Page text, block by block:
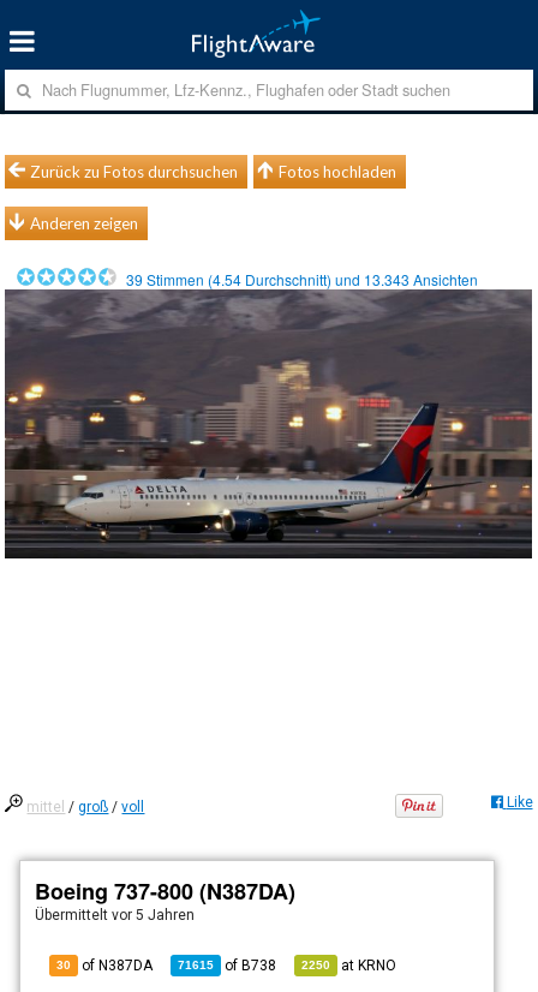
Zurück zu Fotos durchsuchen Fotos hochladen
Anderen zeigen
39 Stimmen (4.54 Durchschnitt) und 13.343 Ansichten
mittel /groß /voll Like
Boeing 737-800 (N387DA)
Übermitteltvor 5 Jahren
30 of N387DA 71615 ofB738 2250 atKRNO